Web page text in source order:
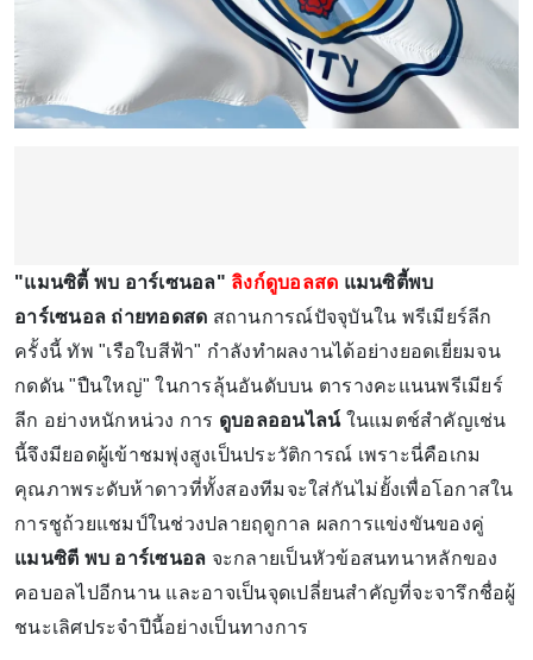
"แมนซิตี้ พบ อาร์เซนอล" ลิงก์ดูบอลสด แมนซิตี้พบ
อาร์เซนอล ถ่ายทอดสด สถานการณ์ปัจจุบันใน พรีเมียร์ลีก
ครั้งนี้ ทัพ "เรือใบสีฟ้า" กำลังทำผลงานได้อย่างยอดเยี่ยมจน
กดดัน "ปืนใหญ่" ในการลุ้นอันดับบน ตารางคะแนนพรีเมียร์
ลีก อย่างหนักหน่วง การ ดูบอลออนไลน์ในแมตช์สำคัญเช่น
นี้จึงมียอดผู้เข้าชมพุ่งสูงเป็นประวัติการณ์ เพราะนี่คือเกม
คุณภาพระดับห้าดาวที่ทั้งสองทีมจะใส่กันไม่ยั้งเพื่อโอกาสใน
การชูถ้วยแชมป์ในช่วงปลายฤดูกาล ผลการแข่งขันของคู่
แมนซิตี พบ อาร์เซนอล จะกลายเป็นหัวข้อสนทนาหลักของ
คอบอลไปอีกนาน และอาจเป็นจุดเปลี่ยนสำคัญที่จะจารึกชื่อผู้
ชนะเลิศประจำปีนี้อย่างเป็นทางการ